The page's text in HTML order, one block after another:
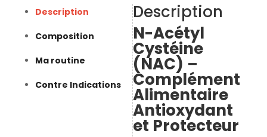
Description
Composition
Ma routine
Contre Indications
Description
N-Acétyl
Cystéine
(NAC) –
Complément
Alimentaire
Antioxydant
et Protecteur